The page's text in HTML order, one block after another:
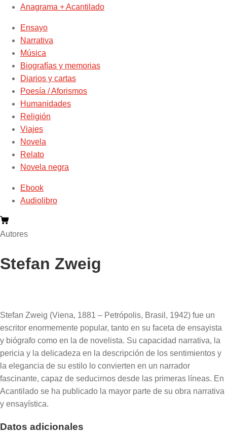
Anagrama + Acantilado
Ensayo
Narrativa
Música
Biografías y memorias
Diarios y cartas
Poesía / Aforismos
Humanidades
Religión
Viajes
Novela
Relato
Novela negra
Ebook
Audiolibro
Autores
Stefan Zweig
Stefan Zweig (Viena, 1881 – Petrópolis, Brasil, 1942) fue un
escritor enormemente popular, tanto en su faceta de ensayista
y biógrafo como en la de novelista. Su capacidad narrativa, la
pericia y la delicadeza en la descripción de los sentimientos y
la elegancia de su estilo lo convierten en un narrador
fascinante, capaz de seducirnos desde las primeras líneas. En
Acantilado se ha publicado la mayor parte de su obra narrativa
y ensayística.
Datos adicionales